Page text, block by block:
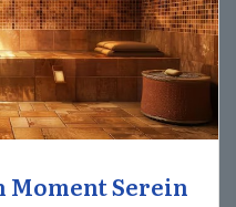
Moment Serein